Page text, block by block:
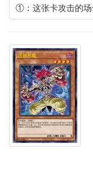
①：这张卡攻击的场